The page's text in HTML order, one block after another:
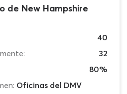
de New Hampshire
40
32
80%
Oficinas del DMV